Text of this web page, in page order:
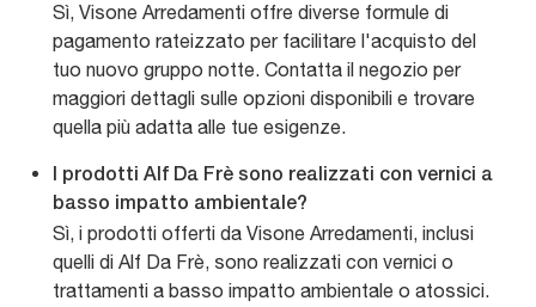
Sì, Visone Arredamenti offre diverse formule di
pagamento rateizzato per facilitare l'acquisto del
tuo nuovo gruppo notte. Contatta il negozio per
maggiori dettagli sulle opzioni disponibili e trovare
quella più adatta alle tue esigenze.
I prodotti Alf Da Frè sono realizzati con vernici a
basso impatto ambientale?
Sì, i prodotti offerti da Visone Arredamenti, inclusi
quelli di Alf Da Frè, sono realizzati con vernici o
trattamenti a basso impatto ambientale o atossici.